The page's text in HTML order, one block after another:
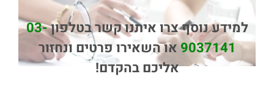
למידע נוסף צרו איתנו קשר בטלפון03-
9037141או השאירו פרטים ונחזור
אליכם בהקדם!